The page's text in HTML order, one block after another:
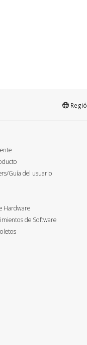
Guía del usuario
Hardware
de Software